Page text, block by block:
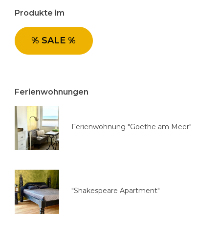
r
e
a
h
e
Produkte im
% SALE %
Ferienwohnungen
Ferienwohnung "Goethe am Meer"
"Shakespeare Apartment"